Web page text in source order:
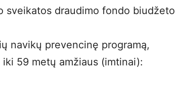
sveikatos draudimo fondo biudžeto
navikų prevencinę programą,
59 metų amžiaus (imtinai):